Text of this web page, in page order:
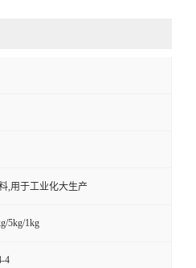
,用于工业化大生产
5kg/1kg
4